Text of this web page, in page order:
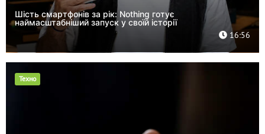
Шість смартфонів за рік: Nothing готує
наймасштабніший запуск у своїй історії
16:56
Техно